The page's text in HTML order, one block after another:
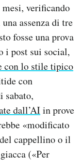
verificando
assenza di tre
fosse una prova
i post sui social,
con lo stile tipico
con
sabato,
dall’AIin prove
«modificato
cappellino o il
(«Per